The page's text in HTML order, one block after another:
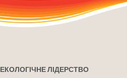
ЕКОЛОГІЧНЕ ЛІДЕРСТВО